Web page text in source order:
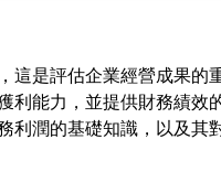
這是評估企業經營成果的
能力，並提供財務績效
利潤的基礎知識，以及其